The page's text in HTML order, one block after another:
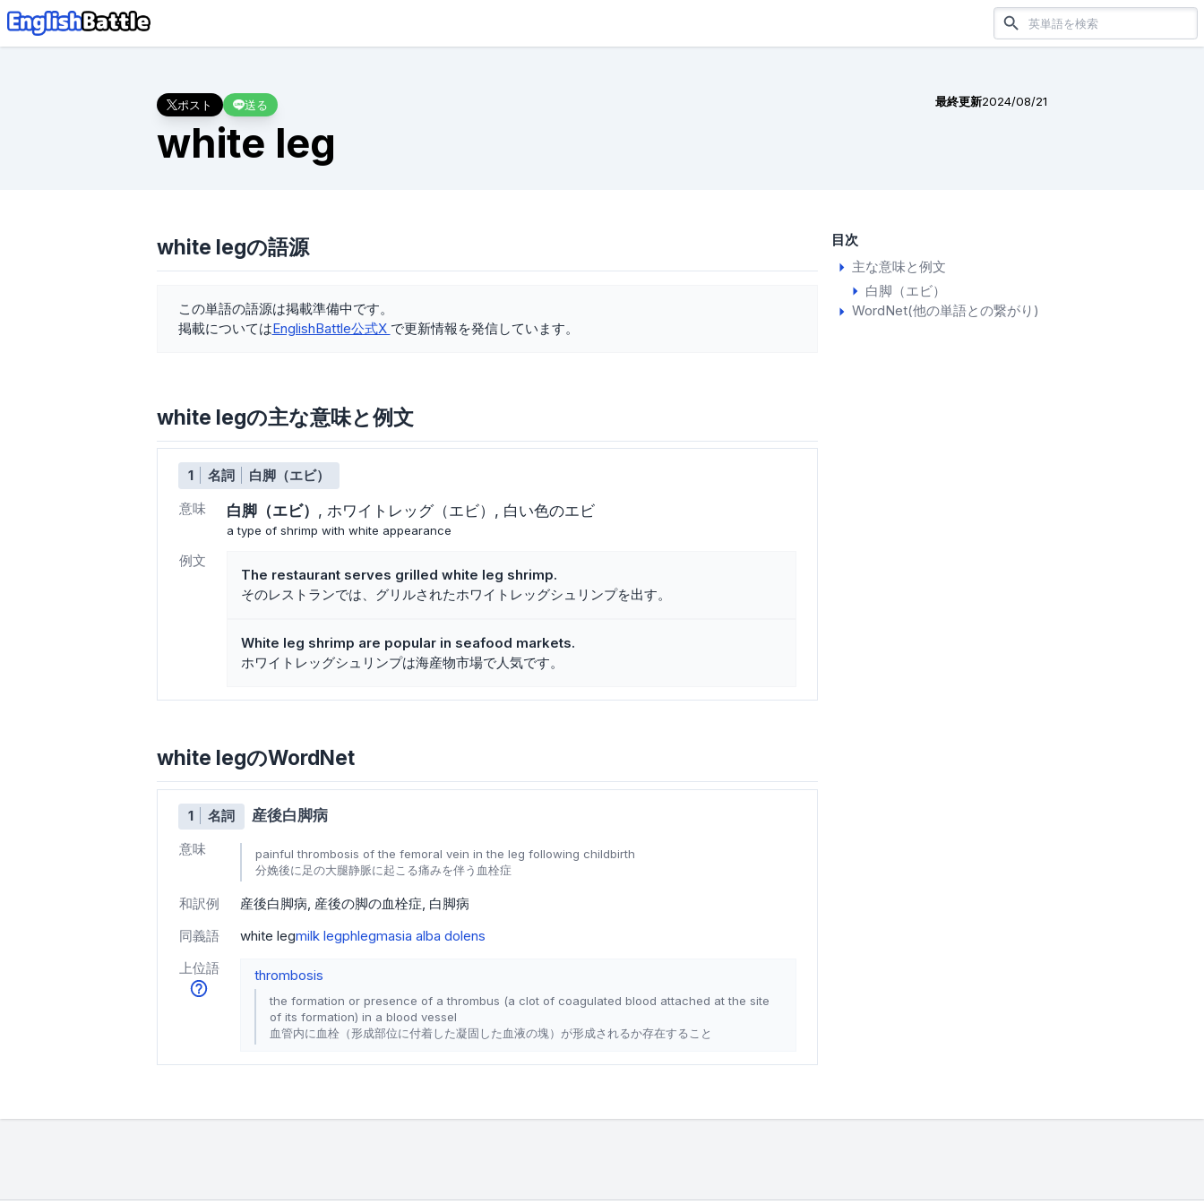
ポスト 送る 最終更新2024/08/21
white leg
目次
主な意味と例文
白脚（エビ）
WordNet(他の単語との繋がり)
white legの語源
この単語の語源は掲載準備中です。
掲載についてはEnglishBattle公式X で更新情報を発信しています。
white legの主な意味と例文
1 名詞
白脚（エビ）
意味
白脚（エビ） ホワイトレッグ（エビ） 白い色のエビ
a type of shrimp with white appearance
例文
The restaurant serves grilled white leg shrimp.
そのレストランでは、グリルされたホワイトレッグシュリンプを出す。
White leg shrimp are popular in seafood markets.
ホワイトレッグシュリンプは海産物市場で人気です。
white legのWordNet
1 名詞 産後白脚病
意味
painful thrombosis of the femoral vein in the leg following childbirth
分娩後に足の大腿静脈に起こる痛みを伴う血栓症
和訳例 産後白脚病 産後の脚の血栓症 白脚病
同義語
white legmilk legphlegmasia alba dolens
上位語
thrombosis
the formation or presence of a thrombus (a clot of coagulated blood attached at the site
of its formation) in a blood vessel
血管内に血栓（形成部位に付着した凝固した血液の塊）が形成されるか存在すること